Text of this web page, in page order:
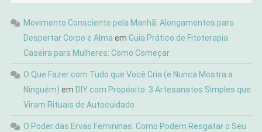
Movimento Consciente pela Manhã: Alongamentos para
Despertar Corpo e Alma em Guia Prático de Fitoterapia
Caseira para Mulheres: Como Começar
O Que Fazer com Tudo que Você Cria (e Nunca Mostra a
Ninguém) em DIY com Propósito: 3 Artesanatos Simples que
Viram Rituais de Autocuidado
O Poder das Ervas Femininas: Como Podem Resgatar o Seu